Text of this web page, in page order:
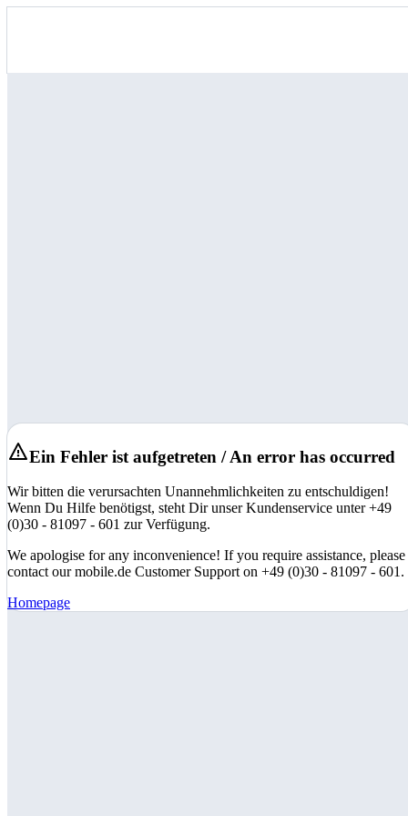
Ein Fehler ist aufgetreten / An error has occurred
Wir bitten die verursachten Unannehmlichkeiten zu entschuldigen!
Wenn Du Hilfe benötigst, steht Dir unser Kundenservice unter +49
(0)30 - 81097 - 601 zur Verfügung.
We apologise for any inconvenience! If you require assistance, please
contact our mobile.de Customer Support on +49 (0)30 - 81097 - 601.
Homepage